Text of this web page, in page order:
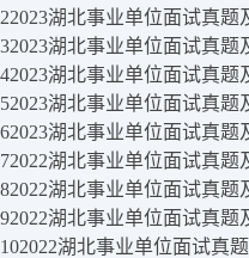
22023湖北事业单位面试真题
32023湖北事业单位面试真题
42023湖北事业单位面试真题
52023湖北事业单位面试真题
62023湖北事业单位面试真题
72022湖北事业单位面试真题
82022湖北事业单位面试真题
92022湖北事业单位面试真题
102022湖北事业单位面试真